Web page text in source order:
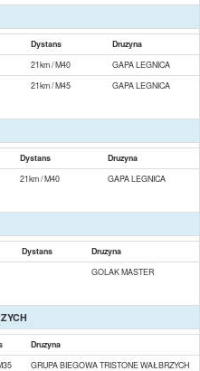
Dystans
Druzyna
21km / M40
GAPA LEGNICA
21km / M45 GAPA LEGNICA
Dystans
Druzyna
21km / M40 GAPA LEGNICA
Dystans
Druzyna
GOLAK MASTER
Druzyna
GRUPA BIEGOWA TRISTONE WAŁBRZYCH